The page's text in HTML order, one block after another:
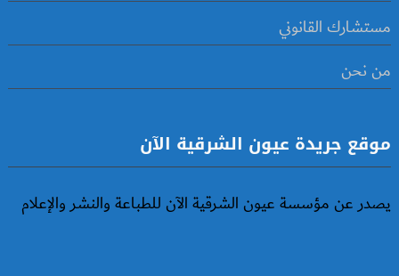
مستشارك القانوني
من نحن
موقع جريدة عيون الشرقية الآن
يصدر عن مؤسسة عيون الشرقية الآن للطباعة والنشر والإعلام